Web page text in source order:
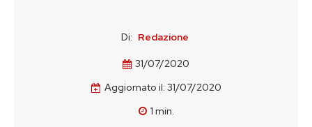
Di: Redazione
31/07/2020
Aggiornato il: 31/07/2020
1 min.